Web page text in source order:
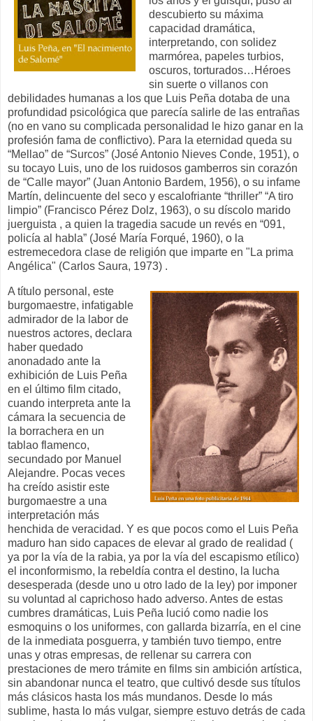
descubierto su máxima
capacidad dramática,
interpretando, con solidez
marmórea, papeles turbios,
oscuros, torturados…Héroes
sin suerte o villanos con
debilidades humanas a los que Luis Peña dotaba de una
profundidad psicológica que parecía salirle de las entrañas
(no en vano su complicada personalidad le hizo ganar en la
profesión fama de conflictivo). Para la eternidad queda su
“Mellao” de “Surcos” (José Antonio Nieves Conde, 1951), o
su tocayo Luis, uno de los ruidosos gamberros sin corazón
de “Calle mayor” (Juan Antonio Bardem, 1956), o su infame
Martín, delincuente del seco y escalofriante “thriller” “A tiro
limpio” (Francisco Pérez Dolz, 1963), o su díscolo marido
juerguista , a quien la tragedia sacude un revés en “091,
policía al habla” (José María Forqué, 1960), o la
estremecedora clase de religión que imparte en "La prima
Angélica" (Carlos Saura, 1973) .
A título personal, este
burgomaestre, infatigable
admirador de la labor de
nuestros actores, declara
haber quedado
anonadado ante la
exhibición de Luis Peña
en el último film citado,
cuando interpreta ante la
cámara la secuencia de
la borrachera en un
tablao flamenco,
secundado por Manuel
Alejandre. Pocas veces
ha creído asistir este
burgomaestre a una
interpretación más
henchida de veracidad. Y es que pocos como el Luis Peña
maduro han sido capaces de elevar al grado de realidad (
ya por la vía de la rabia, ya por la vía del escapismo etílico)
el inconformismo, la rebeldía contra el destino, la lucha
desesperada (desde uno u otro lado de la ley) por imponer
su voluntad al caprichoso hado adverso. Antes de estas
cumbres dramáticas, Luis Peña lució como nadie los
esmoquins o los uniformes, con gallarda bizarría, en el cine
de la inmediata posguerra, y también tuvo tiempo, entre
unas y otras empresas, de rellenar su carrera con
prestaciones de mero trámite en films sin ambición artística,
sin abandonar nunca el teatro, que cultivó desde sus títulos
más clásicos hasta los más mundanos. Desde lo más
sublime, hasta lo más vulgar, siempre estuvo detrás de cada